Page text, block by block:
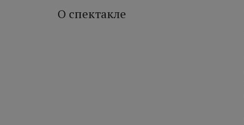
О спектакле